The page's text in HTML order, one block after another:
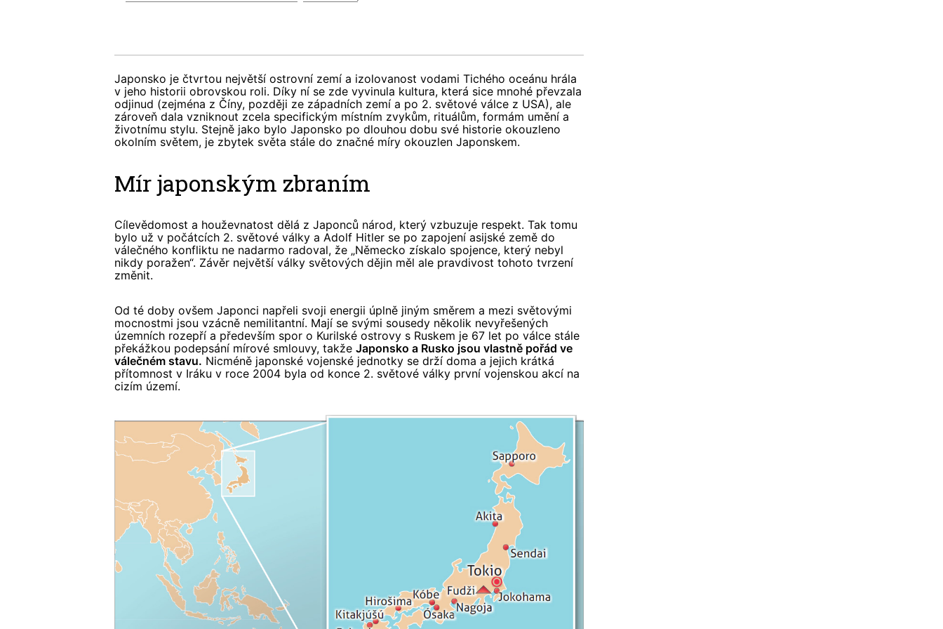
Japonsko je čtvrtou největší ostrovní zemí a izolovanost vodami Tichého oceánu hrála
v jeho historii obrovskou roli. Díky ní se zde vyvinula kultura, která sice mnohé převzala
odjinud (zejména z Číny, později ze západních zemí a po 2. světové válce z USA), ale
zároveň dala vzniknout zcela specifickým místním zvykům, rituálům, formám umění a
životnímu stylu. Stejně jako bylo Japonsko po dlouhou dobu své historie okouzleno
okolním světem, je zbytek světa stále do značné míry okouzlen Japonskem.
Mír japonským zbraním
Cílevědomost a houževnatost dělá z Japonců národ, který vzbuzuje respekt. Tak tomu
bylo už v počátcích 2. světové války a Adolf Hitler se po zapojení asijské země do
válečného konfliktu ne nadarmo radoval, že „Německo získalo spojence, který nebyl
nikdy poražen“. Závěr největší války světových dějin měl ale pravdivost tohoto tvrzení
změnit.
Od té doby ovšem Japonci napřeli svoji energii úplně jiným směrem a mezi světovými
mocnostmi jsou vzácně nemilitantní. Mají se svými sousedy několik nevyřešených
územních rozepří a především spor o Kurilské ostrovy s Ruskem je 67 let po válce stále
překážkou podepsání mírové smlouvy, takže Japonsko a Rusko jsou vlastně pořád ve
válečném stavu. Nicméně japonské vojenské jednotky se drží doma a jejich krátká
přítomnost v Iráku v roce 2004 byla od konce 2. světové války první vojenskou akcí na
cizím území.